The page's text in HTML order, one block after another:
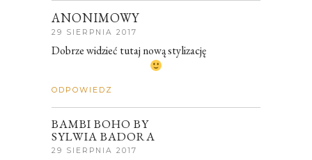
ANONIMOWY
29 SIERPNIA 2017
Dobrze widzieć tutaj nową stylizację
ODPOWIEDZ
BAMBI BOHO BY
SYLWIA BADORA
29 SIERPNIA 2017